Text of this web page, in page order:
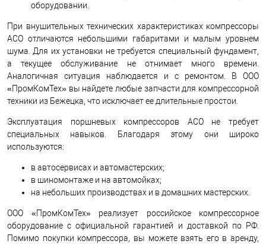
оборудовании.
При внушительных технических характеристиках компрессоры
АСО отличаются небольшими габаритами и малым уровнем
шума. Для их установки не требуется специальный фундамент,
а текущее обслуживание не отнимает много времени.
Аналогичная ситуация наблюдается и с ремонтом. В ООО
«ПромКомТех» вы найдете любые запчасти для компрессорной
техники из Бежецка, что исключает ее длительные простои.
Эксплуатация поршневых компрессоров АСО не требует
специальных навыков. Благодаря этому они широко
используются:
в автосервисах и автомастерских;
в шиномонтаже и на автомойках;
на небольших производствах и в домашних мастерских.
ООО «ПромКомТех» реализует российское компрессорное
оборудование с официальной гарантией и доставкой по РФ.
Помимо покупки компрессора, вы можете взять его в аренду,